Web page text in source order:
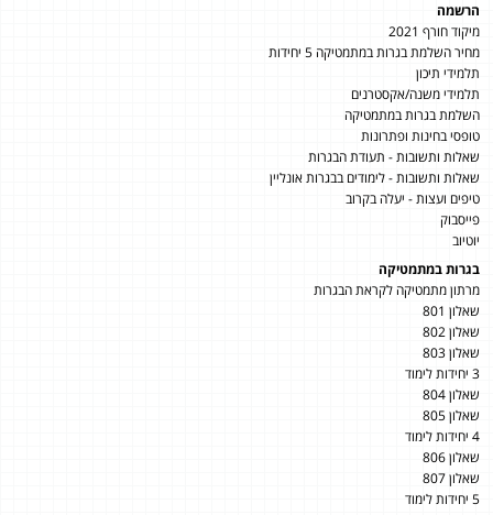
הרשמה
מיקוד חורף 2021
מחיר השלמת בגרות במתמטיקה 5 יחידות
תלמידי תיכון
תלמידי משנה/אקסטרנים
השלמת בגרות במתמטיקה
טופסי בחינות ופתרונות
שאלות ותשובות - תעודת הבגרות
שאלות ותשובות - לימודים בבגרות אונליין
טיפים ועצות - יעלה בקרוב
פייסבוק
יוטיוב
בגרות במתמטיקה
מרתון מתמטיקה לקראת הבגרות
שאלון 801
שאלון 802
שאלון 803
3 יחידות לימוד
שאלון 804
שאלון 805
4 יחידות לימוד
שאלון 806
שאלון 807
5 יחידות לימוד